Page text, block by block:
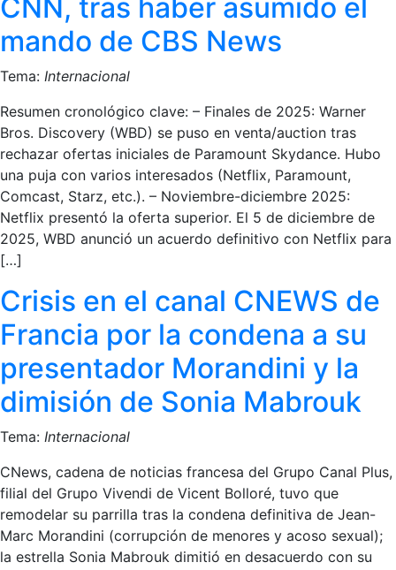
CNN, tras haber asumido el
mando de CBS News
Tema: Internacional
Resumen cronológico clave: – Finales de 2025: Warner
Bros. Discovery (WBD) se puso en venta/auction tras
rechazar ofertas iniciales de Paramount Skydance. Hubo
una puja con varios interesados (Netflix, Paramount,
Comcast, Starz, etc.). – Noviembre-diciembre 2025:
Netflix presentó la oferta superior. El 5 de diciembre de
2025, WBD anunció un acuerdo definitivo con Netflix para
[…]
Crisis en el canal CNEWS de
Francia por la condena a su
presentador Morandini y la
dimisión de Sonia Mabrouk
Tema: Internacional
CNews, cadena de noticias francesa del Grupo Canal Plus,
filial del Grupo Vivendi de Vicent Bolloré, tuvo que
remodelar su parrilla tras la condena definitiva de Jean-
Marc Morandini (corrupción de menores y acoso sexual);
la estrella Sonia Mabrouk dimitió en desacuerdo con su